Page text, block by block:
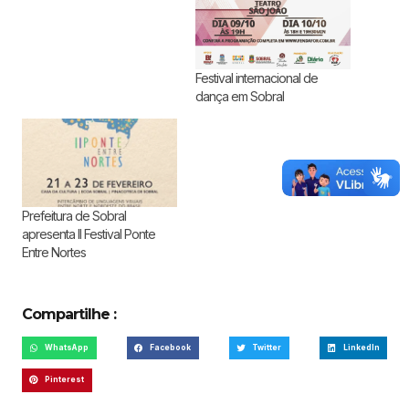
Festival internacional de
dança em Sobral
Prefeitura de Sobral
apresenta II Festival Ponte
Entre Nortes
Compartilhe :
WhatsApp Facebook Twitter LinkedIn
Pinterest